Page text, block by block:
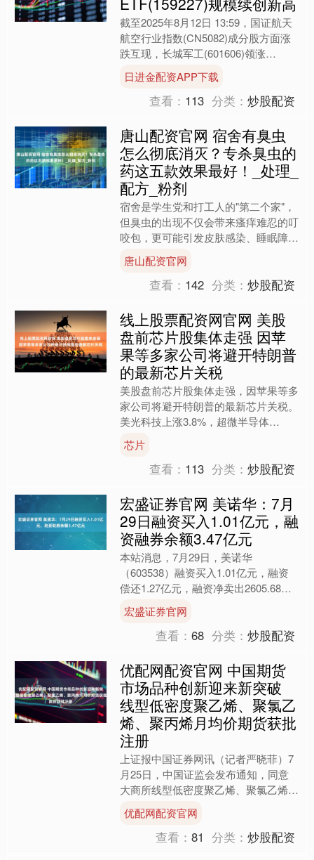
截至2025年8月12日 13:59，国证航天
航空行业指数(CN5082)成分股方面涨
跌互现，长城军工(601606)领涨
8.46%，航天发展(000547)上....
日进金配资APP下载
查看： 113 分类：炒股配资
唐山配资官网 宿舍有臭虫
怎么彻底消灭？专杀臭虫的
药这五款效果最好！_处理_
配方_粉剂
宿舍是学生党和打工人的"第二个家"，
但臭虫的出现不仅会带来瘙痒难忍的叮
咬包，更可能引发皮肤感染、睡眠障碍
等问题。这些肉眼可见的棕红色小虫藏
匿在床垫缝隙、墙纸背后....
唐山配资官网
查看： 142 分类：炒股配资
线上股票配资网官网 美股
盘前芯片股集体走强 因苹
果等多家公司将避开特朗普
的最新芯片关税
美股盘前芯片股集体走强，因苹果等多
家公司将避开特朗普的最新芯片关税。
美光科技上涨3.8%，超微半导体
（AMD）涨2.15%，英特尔涨2%，英
伟达涨1%。....
芯片
查看： 113 分类：炒股配资
宏盛证券官网 美诺华：7月
29日融资买入1.01亿元，融
资融券余额3.47亿元
本站消息，7月29日，美诺华
（603538）融资买入1.01亿元，融资
偿还1.27亿元，融资净卖出2605.68万
元，融资余额3.47亿元，近20个交易日
中有1....
宏盛证券官网
查看：68 分类：炒股配资
优配网配资官网 中国期货
市场品种创新迎来新突破
线型低密度聚乙烯、聚氯乙
烯、聚丙烯月均价期货获批
注册
上证报中国证券网讯（记者严晓菲）7
月25日，中国证监会发布通知，同意
大商所线型低密度聚乙烯、聚氯乙烯、
聚丙烯月均价期货（下称“三个化工品
月均价期货”）注册。当日....
优配网配资官网
查看：81 分类：炒股配资